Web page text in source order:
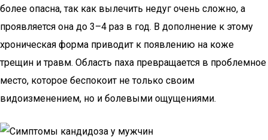
более опасна, так как вылечить недуг очень сложно, а
проявляется она до 3–4 раз в год. В дополнение к этому
хроническая форма приводит к появлению на коже
трещин и травм. Область паха превращается в проблемное
место, которое беспокоит не только своим
видоизменением, но и болевыми ощущениями.